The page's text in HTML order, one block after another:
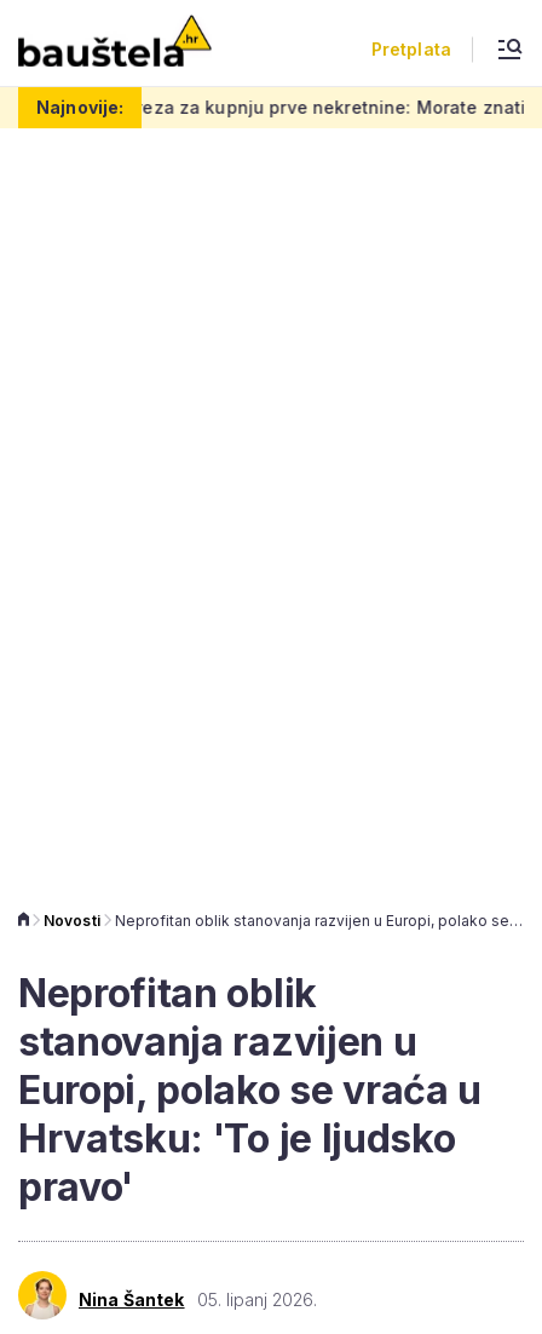
Pretplata
Najnovije:
prve nekretnine: Morate znati ovih 5 stvari, bez njih
Novosti Neprofitan oblik stanovanja razvijen u Europi, polako se vraća u Hrvatsku: 'To je ljudsko pravo'
Neprofitan oblik
stanovanja razvijen u
Europi, polako se vraća u
Hrvatsku: 'To je ljudsko
pravo'
Nina Šantek 05. lipanj 2026.